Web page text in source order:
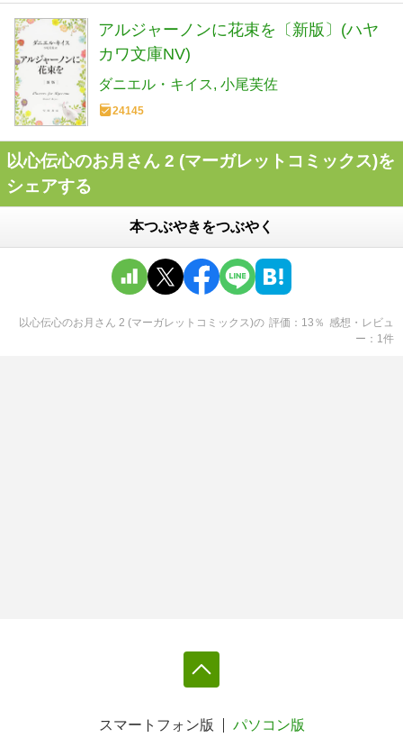
アルジャーノンに花束を〔新版〕(ハヤ
カワ文庫NV)
ダニエル・キイス 小尾芙佐
24145
以心伝心のお月さん 2 (マーガレットコミックス)を
シェアする
本つぶやきをつぶやく
以心伝心のお月さん 2 (マーガレットコミックス)の 評価 13 ％ 感想・レビュ
ー
1 件
スマートフォン版 パソコン版